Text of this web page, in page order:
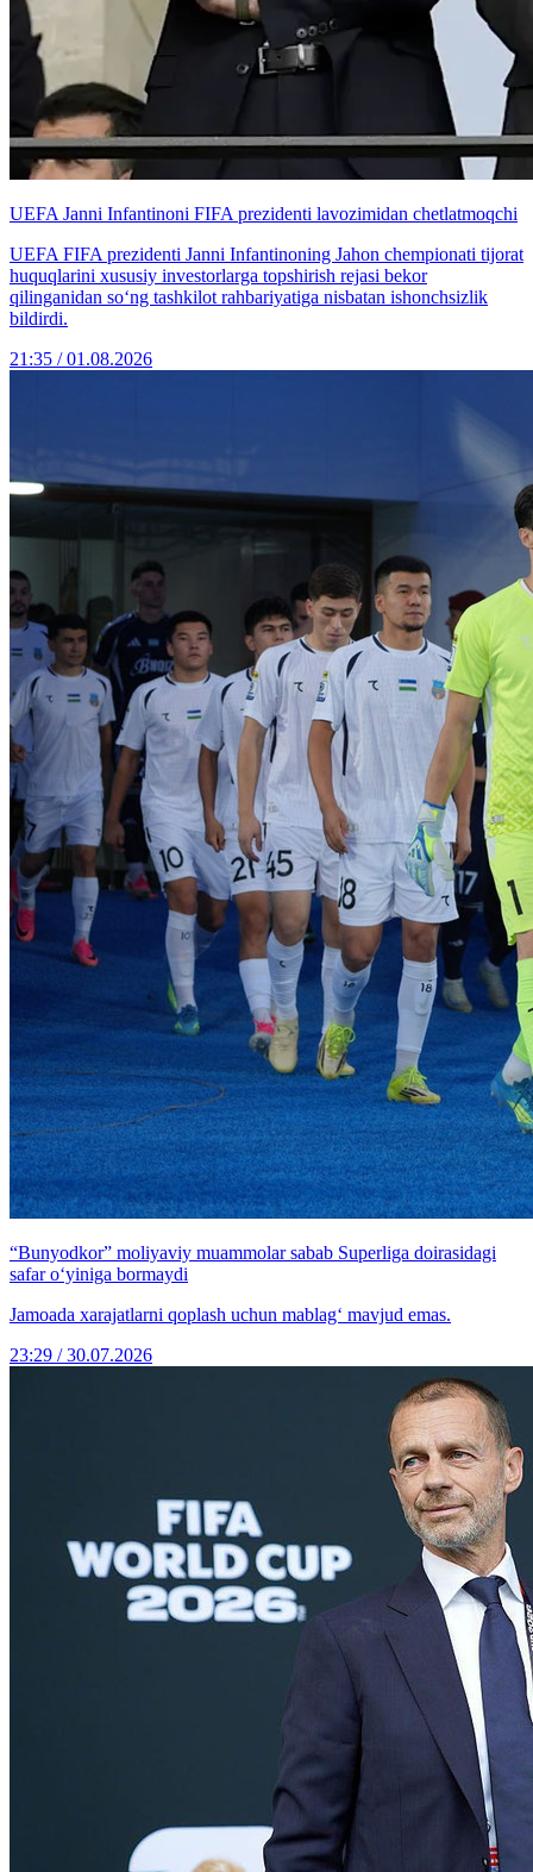
UEFA Janni Infantinoni FIFA prezidenti lavozimidan chetlatmoqchi
UEFA FIFA prezidenti Janni Infantinoning Jahon chempionati tijorat
huquqlarini xususiy investorlarga topshirish rejasi bekor
qilinganidan so‘ng tashkilot rahbariyatiga nisbatan ishonchsizlik
bildirdi.
21:35 / 01.08.2026
“Bunyodkor” moliyaviy muammolar sabab Superliga doirasidagi
safar o‘yiniga bormaydi
Jamoada xarajatlarni qoplash uchun mablag‘ mavjud emas.
23:29 / 30.07.2026